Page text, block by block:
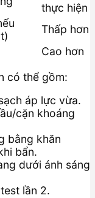
thực hiện
Thấp hơn
Cao hơn
có thể gồm:
áp lực vừa.
cặn khoáng
bằng khăn
bẩn.
dưới ánh sáng
lần 2.